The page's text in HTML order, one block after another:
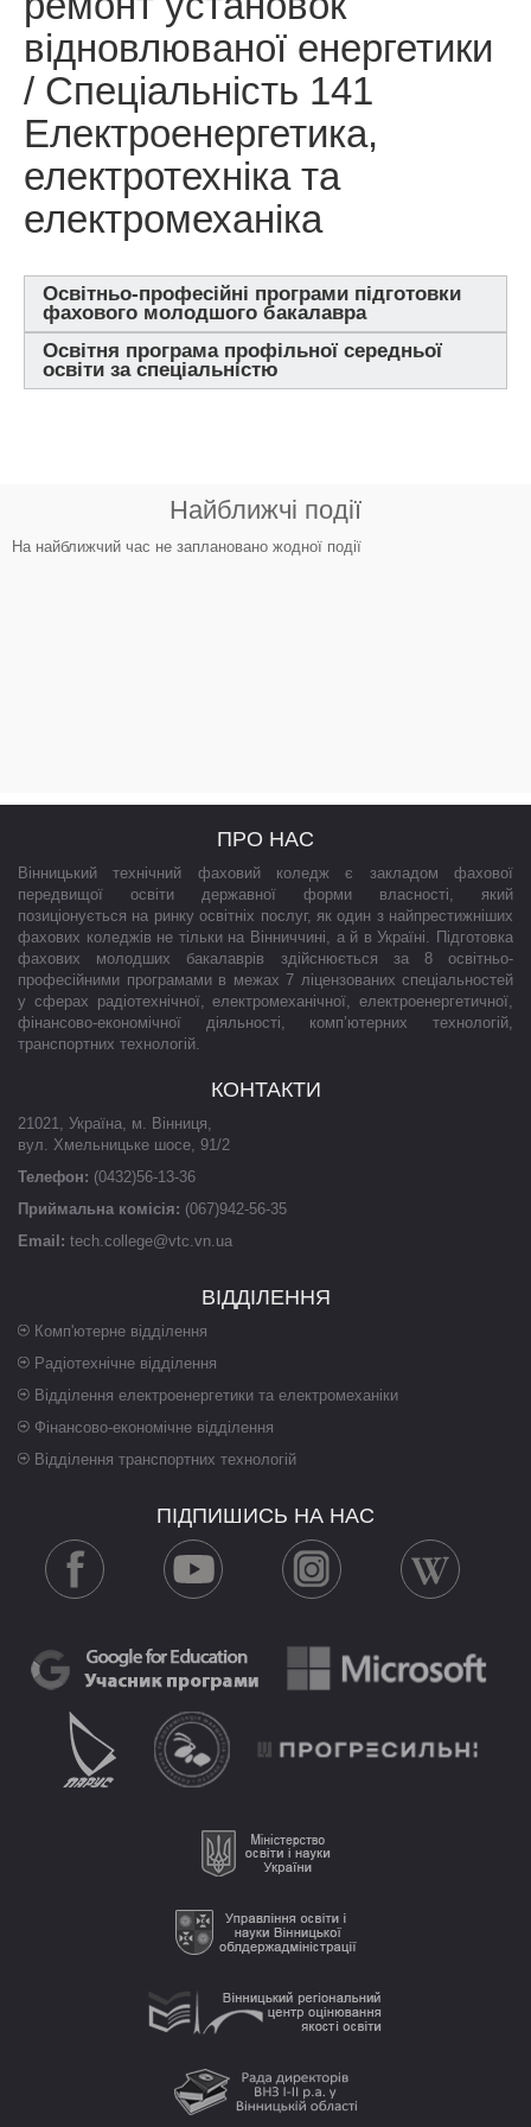
відновлюваної енергетики
/ Спеціальність 141
Електроенергетика,
електротехніка та
електромеханіка
Освітньо-професійні програми підготовки
фахового молодшого бакалавра
Освітня програма профільної середньої
освіти за спеціальністю
Найближчі події
На найближчий час не заплановано жодної події
ПРО НАС
Вінницький технічний фаховий коледж є закладом фахової
передвищої освіти державної форми власності, який
позиціонується на ринку освітніх послуг, як один з найпрестижніших
фахових коледжів не тільки на Вінниччині, а й в Україні. Підготовка
фахових молодших бакалаврів здійснюється за 8 освітньо-
професійними програмами в межах 7 ліцензованих спеціальностей
у сферах радіотехнічної, електромеханічної, електроенергетичної,
фінансово-економічної діяльності, комп’ютерних технологій,
транспортних технологій.
КОНТАКТИ
21021, Україна, м. Вінниця,
вул. Хмельницьке шосе, 91/2
Телефон: (0432)56-13-36
Приймальна комісія: (067)942-56-35
Email: tech.college@vtc.vn.ua
ВІДДІЛЕННЯ
Комп'ютерне відділення
Радіотехнічне відділення
Відділення електроенергетики та електромеханіки
Фінансово-економічне відділення
Відділення транспортних технологій
ПІДПИШИСЬ НА НАС